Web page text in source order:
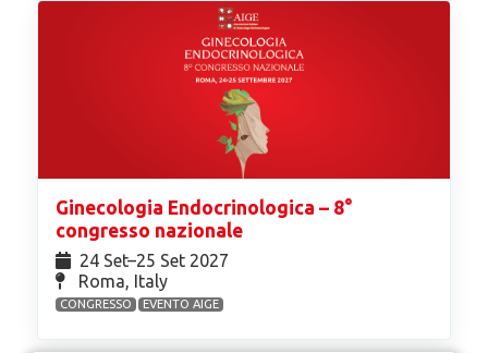
Ginecologia Endocrinologica – 8°
congresso nazionale
24 Set⁠–25 Set 2027
Roma, Italy
CONGRESSO EVENTO AIGE